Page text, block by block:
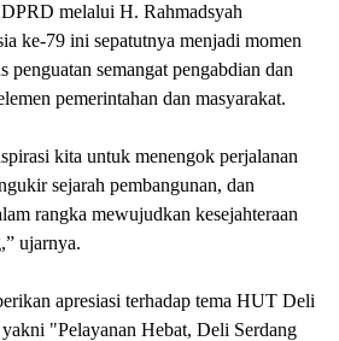
melalui H. Rahmadsyah
ke-79 ini sepatutnya menjadi momen
semangat pengabdian dan
pemerintahan dan masyarakat.
kita untuk menengok perjalanan
sejarah pembangunan, dan
rangka mewujudkan kesejahteraan
ujarnya.
apresiasi terhadap tema HUT Deli
"Pelayanan Hebat, Deli Serdang